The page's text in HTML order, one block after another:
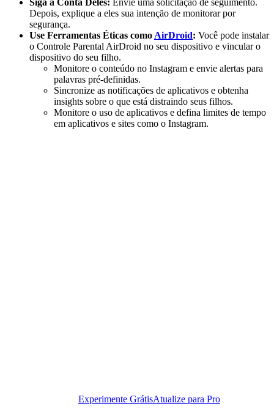
Siga a Conta Deles: Envie uma solicitação de seguimento.
Depois, explique a eles sua intenção de monitorar por
segurança.
Use Ferramentas Éticas como AirDroid: Você pode instalar
o Controle Parental AirDroid no seu dispositivo e vincular o
dispositivo do seu filho.
Monitore o conteúdo no Instagram e envie alertas para
palavras pré-definidas.
Sincronize as notificações de aplicativos e obtenha
insights sobre o que está distraindo seus filhos.
Monitore o uso de aplicativos e defina limites de tempo
em aplicativos e sites como o Instagram.
Experimente GrátisAtualize para Pro